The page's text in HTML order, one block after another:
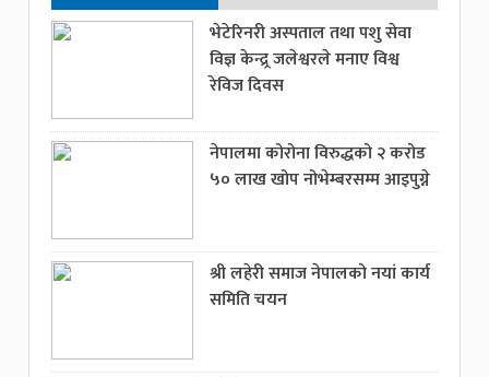
भेटेरिनरी अस्पताल तथा पशु सेवा
विज्ञ केन्द्र्र जलेश्वरले मनाए विश्व
रेविज दिवस
नेपालमा कोरोना विरुद्धको २ करोड
५० लाख खोप नोभेम्बरसम्म आइपुग्ने
श्री लहेरी समाज नेपालको नयां कार्य
समिति चयन